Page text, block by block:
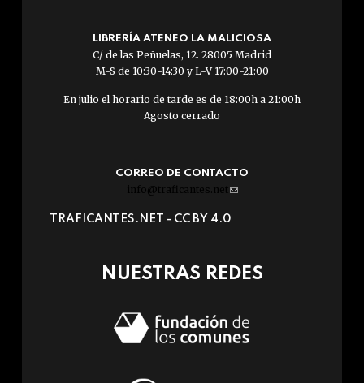
LIBRERÍA ATENEO LA MALICIOSA
C/ de las Peñuelas, 12. 28005 Madrid
M-S de 10:30-14:30 y L-V 17:00-21:00
En julio el horario de tarde es de 18:00h a 21:00h
Agosto cerrado
CORREO DE CONTACTO
info@traficantes.net (link
e-
TRAFICANTES.NET - CC BY 4.0
NUESTRAS REDES